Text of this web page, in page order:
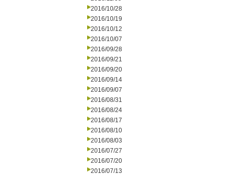
2016/10/28
2016/10/19
2016/10/12
2016/10/07
2016/09/28
2016/09/21
2016/09/20
2016/09/14
2016/09/07
2016/08/31
2016/08/24
2016/08/17
2016/08/10
2016/08/03
2016/07/27
2016/07/20
2016/07/13